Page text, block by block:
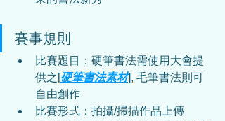
賽事規則
比賽題目：硬筆書法需使用大會提
供之[硬筆書法素材], 毛筆書法則可
自由創作
比賽形式： 拍攝/掃描作品上傳